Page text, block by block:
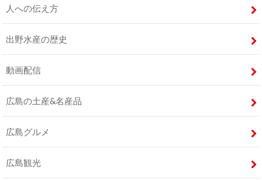
人への伝え方
出野水産の歴史
動画配信
広島の土産&名産品
広島グルメ
広島観光